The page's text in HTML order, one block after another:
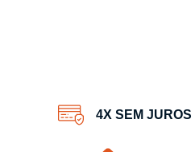
4X SEM JUROS